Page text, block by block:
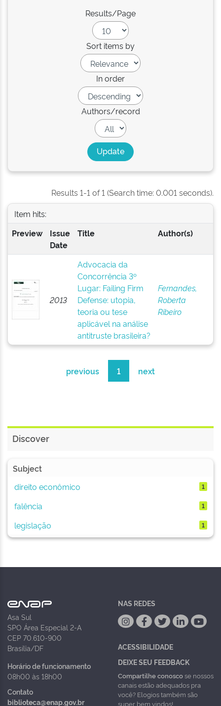
Results/Page
Sort items by
In order
Authors/record
Results 1-1 of 1 (Search time: 0.001 seconds).
Item hits:
Preview
Issue
Date
Title Author(s)
2013
Advocacia da
Concorrência 3º
Lugar: Failing Firm
Defense: utopia,
teoria ou tese
aplicável na análise
antitruste brasileira?
Fernandes,
Roberta
Ribeiro
previous 1 next
Discover
Subject
direito econômico
1
falência 1
legislação 1
Asa Sul
SPO Área Especial 2-A
CEP 70.610-900
Brasília/DF
Horário de funcionamento
08h00 às 18h00
Contato
biblioteca@enap.gov.br
NAS REDES
ACESSIBILIDADE
DEIXE SEU FEEDBACK
Compartilhe conoscose nossos
canais estão adequados pra
você? Elogios também são
super bem vindos!